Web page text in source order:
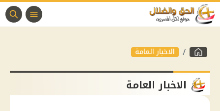
الاخبار العامة
الاخبار العامة